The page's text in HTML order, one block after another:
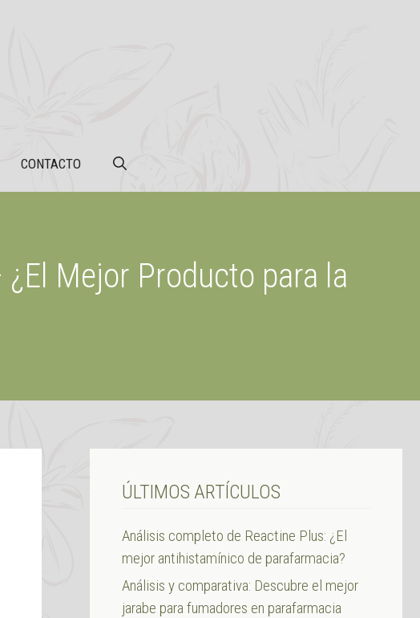
CONTACTO
Mejor Producto para la
ÚLTIMOS ARTÍCULOS
Análisis completo de Reactine Plus: ¿El
mejor antihistamínico de parafarmacia?
Análisis y comparativa: Descubre el mejor
jarabe para fumadores en parafarmacia